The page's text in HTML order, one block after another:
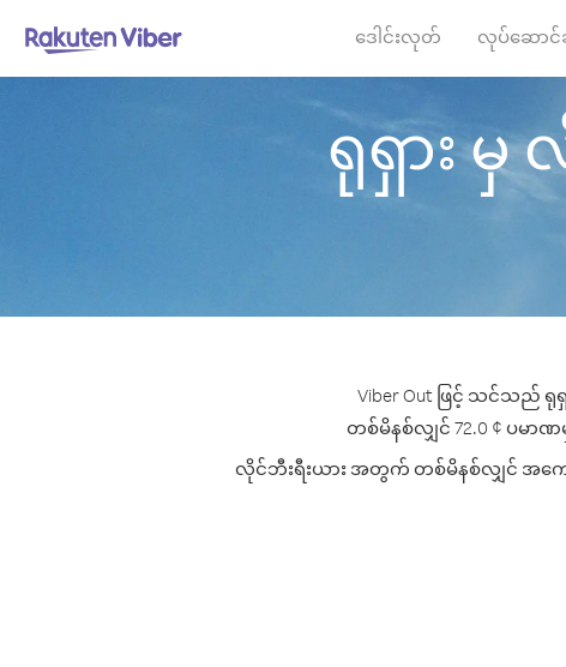
ဒေါင်းလုတ် လုပ်ဆောင်ခ
ရုရှား မှ
Viber Out ဖြင့် သင်သည်
တစ်မိနစ်လျှင် 72.0 ¢ ပမာ
လိုင်ဘီးရီးယား အတွက် တစ်မိနစ်လျှင် အကေ